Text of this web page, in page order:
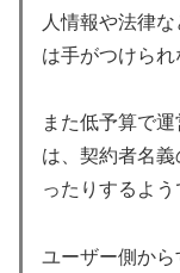
人情報や法律
は手がつけられ
また低予算で
は、契約者名
ったりするよう
ユーザー側か